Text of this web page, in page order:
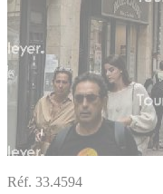
Réf. 33.4594